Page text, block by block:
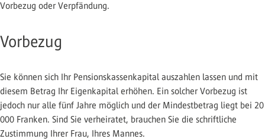
Vorbezug oder Verpfändung.
Vorbezug
Sie können sich Ihr Pensionskassenkapital auszahlen lassen und mit
diesem Betrag Ihr Eigenkapital erhöhen. Ein solcher Vorbezug ist
jedoch nur alle fünf Jahre möglich und der Mindestbetrag liegt bei 20
000 Franken. Sind Sie verheiratet, brauchen Sie die schriftliche
Zustimmung Ihrer Frau, Ihres Mannes.